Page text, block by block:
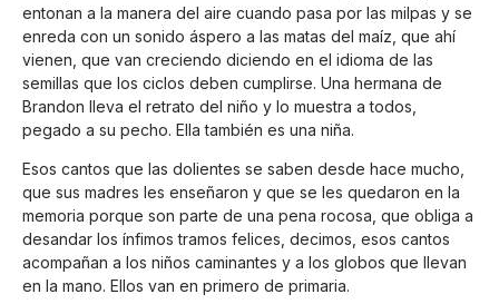
entonan a la manera del aire cuando pasa por las milpas y se
enreda con un sonido áspero a las matas del maíz, que ahí
vienen, que van creciendo diciendo en el idioma de las
semillas que los ciclos deben cumplirse. Una hermana de
Brandon lleva el retrato del niño y lo muestra a todos,
pegado a su pecho. Ella también es una niña.
Esos cantos que las dolientes se saben desde hace mucho,
que sus madres les enseñaron y que se les quedaron en la
memoria porque son parte de una pena rocosa, que obliga a
desandar los ínfimos tramos felices, decimos, esos cantos
acompañan a los niños caminantes y a los globos que llevan
en la mano. Ellos van en primero de primaria.